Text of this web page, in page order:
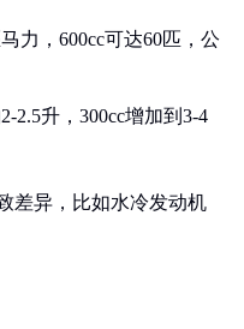
力，600cc可达60匹，公
2.5升，300cc增加到3-4
差异，比如水冷发动机